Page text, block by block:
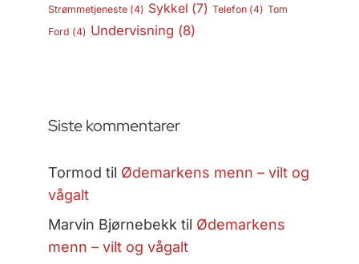
Strømmetjeneste(4) Sykkel (7) Telefon(4) Tom
Ford (4) Undervisning (8)
Siste kommentarer
Tormod til Ødemarkens menn – vilt og
vågalt
Marvin Bjørnebekk til Ødemarkens
menn – vilt og vågalt